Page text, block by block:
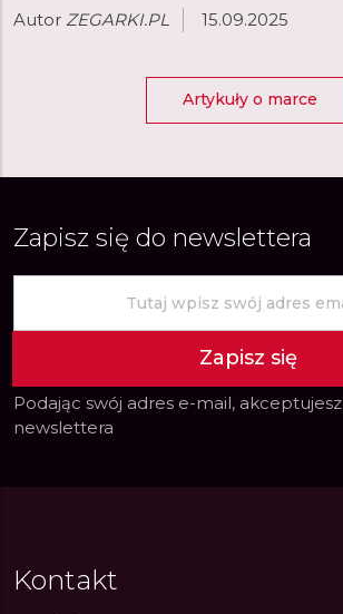
Autor ZEGARKI.PL 15.09.2025
Artykuły o marce
Zapisz się do newslettera
Zapisz się
Podając swój adres e-mail, akceptujesz
newslettera
Kontakt